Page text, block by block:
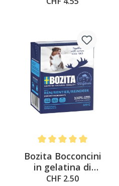
Bozita Bocconcini
in gelatina di
renna, 370g
CHF 2.50